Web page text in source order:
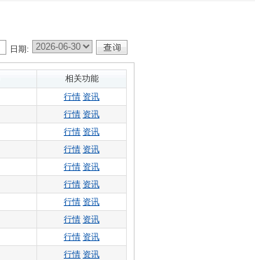
日期:
相关功能
行情 资讯
行情 资讯
行情 资讯
行情 资讯
行情 资讯
行情 资讯
行情 资讯
行情 资讯
行情 资讯
行情 资讯